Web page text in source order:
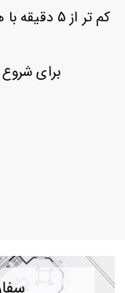
ثبت
بازیابی
کم تر از 5 دقیقه با هوش مصنوعی
برای